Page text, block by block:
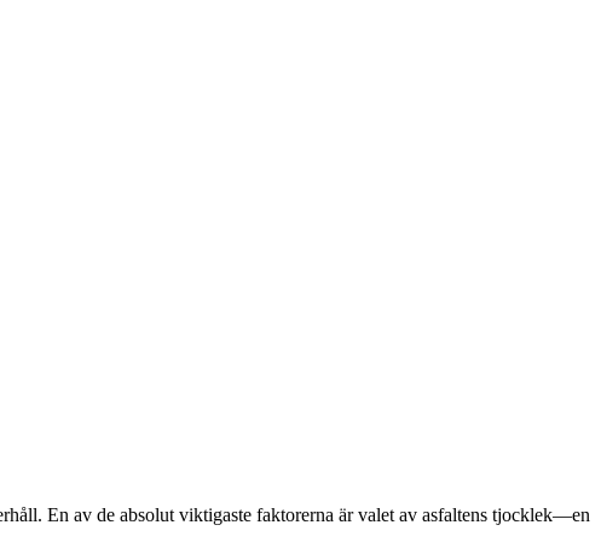
En av de absolut viktigaste faktorerna är valet av asfaltens tjocklek—en